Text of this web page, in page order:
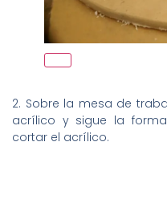
2. Sobre la mesa de
acrílico y sigue la
cortar el acrílico.